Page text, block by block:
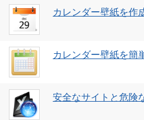
カレンダー壁紙を作
カレンダー壁紙を簡
安全なサイトと危険